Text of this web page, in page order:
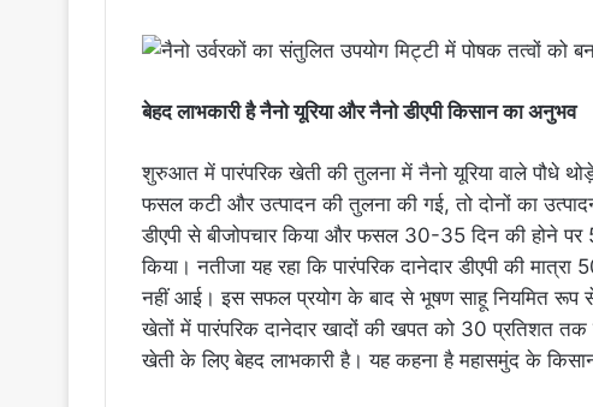
बेहद लाभकारी है नैनो यूरिया और नैनो डीएपी किसान का अनुभव
शुरुआत में पारंपरिक खेती की तुलना में नैनो यूरिया वाले पौधे
फसल कटी और उत्पादन की तुलना की गई, तो दोनों का
डीएपी से बीजोपचार किया और फसल 30-35 दिन की होने
किया। नतीजा यह रहा कि पारंपरिक दानेदार डीएपी की
नहीं आई। इस सफल प्रयोग के बाद से भूषण साहू नियमित रूप
खेतों में पारंपरिक दानेदार खादों की खपत को 30 प्रतिशत
खेती के लिए बेहद लाभकारी है। यह कहना है महासमुंद के